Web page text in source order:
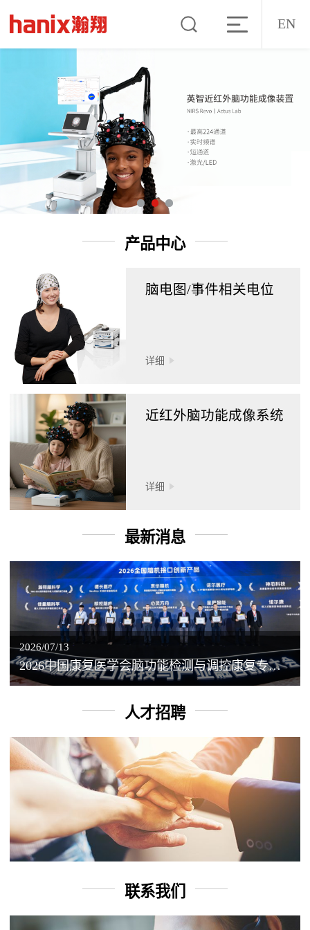
EN
产品中心
脑电图/事件相关电位
详细
近红外脑功能成像系统
详细
最新消息
2026/07/13
2026中国康复医学会脑功能检测与调控康复专业委员会学术年会丨脑客中国：脑机接口——EEG驱动TMS闭环调控工作坊
人才招聘
联系我们